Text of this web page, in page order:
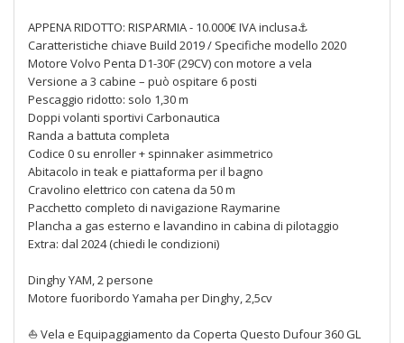
APPENA RIDOTTO: RISPARMIA - 10.000€ IVA inclusa⚓
Caratteristiche chiave Build 2019 / Specifiche modello 2020
Motore Volvo Penta D1-30F (29CV) con motore a vela
Versione a 3 cabine – può ospitare 6 posti
Pescaggio ridotto: solo 1,30 m
Doppi volanti sportivi Carbonautica
Randa a battuta completa
Codice 0 su enroller + spinnaker asimmetrico
Abitacolo in teak e piattaforma per il bagno
Cravolino elettrico con catena da 50 m
Pacchetto completo di navigazione Raymarine
Plancha a gas esterno e lavandino in cabina di pilotaggio
Extra: dal 2024 (chiedi le condizioni)
Dinghy YAM, 2 persone
Motore fuoribordo Yamaha per Dinghy, 2,5cv
⛵ Vela e Equipaggiamento da Coperta Questo Dufour 360 GL